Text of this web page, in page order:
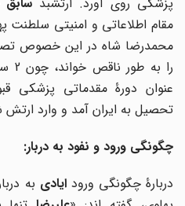
مقام اطلاعاتی و امنیتی سلطنت
محمدرضا شاه در این خصوص
را به
تحصیل به ایران آمد و وارد ارتش
چگونگی ورود و نفود به دربار:
دربارۀ چگونگی ورودایادیبه دربار